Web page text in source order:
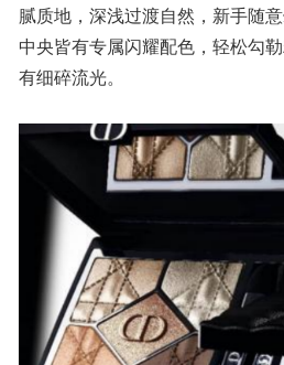
腻质地，深浅过渡自然，新手随
中央皆有专属闪耀配色，轻松勾
有细碎流光。